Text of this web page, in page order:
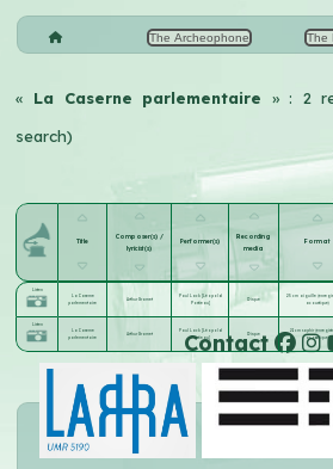
The Archeophone The
« La Caserne parlementaire » : 2
search)
Title
Composer(s) /
lyricist(s)
Performer(s)
Recording
media
Format
Listen
La Caserne
parlementaire
Arthur Gramet
Paul Lack [Léopold
Postieau]
Disque
25 cm aiguille
acoustique)
Listen
La Caserne
parlementaire
Arthur Gramet
Paul Lack [Léopold
Postieau]
Disque
21 cm saphir
acoustique)
Contact